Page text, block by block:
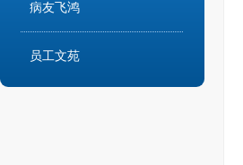
病友飞鸿
员工文苑